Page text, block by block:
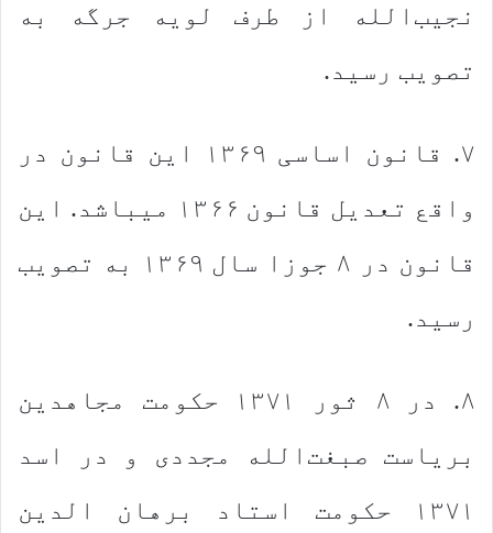
نجیب‌الله از طرف لویه جرگه به
تصویب رسید.
۷. قانون اساسی ۱۳۶۹ این قانون در
واقع تعدیل قانون ۱۳۶۶ می‏باشد. این
قانون در ۸ جوزا سال ۱۳۶۹ به تصویب
رسید.
۸. در ۸ ثور ۱۳۷۱ حکومت مجاهدین
بریاست صبغت‌الله مجددی و در اسد
۱۳۷۱ حکومت استاد برهان الدین